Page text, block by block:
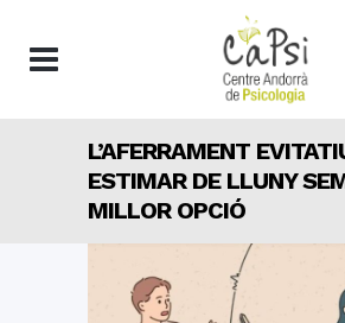
L’AFERRAMENT
ESTIMAR DE LLUNY
MILLOR OPCIÓ